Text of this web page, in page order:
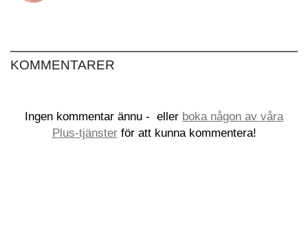
KOMMENTARER
Ingen kommentar ännu - eller boka någon av våra
Plus-tjänsterför att kunna kommentera!